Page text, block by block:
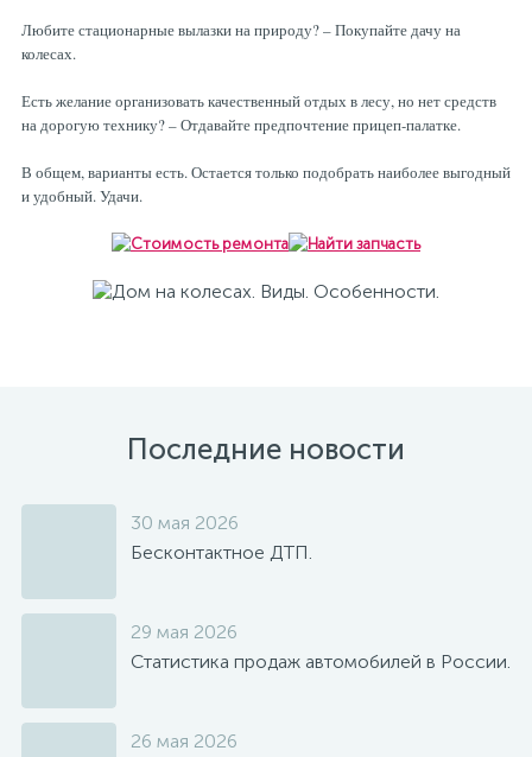
Любите стационарные вылазки на природу? – Покупайте дачу на
колесах.
Есть желание организовать качественный отдых в лесу, но нет средств
на дорогую технику? – Отдавайте предпочтение прицеп-палатке.
В общем, варианты есть. Остается только подобрать наиболее выгодный
и удобный. Удачи.
Последние новости
30 мая 2026
Бесконтактное ДТП.
29 мая 2026
Статистика продаж автомобилей в России.
26 мая 2026